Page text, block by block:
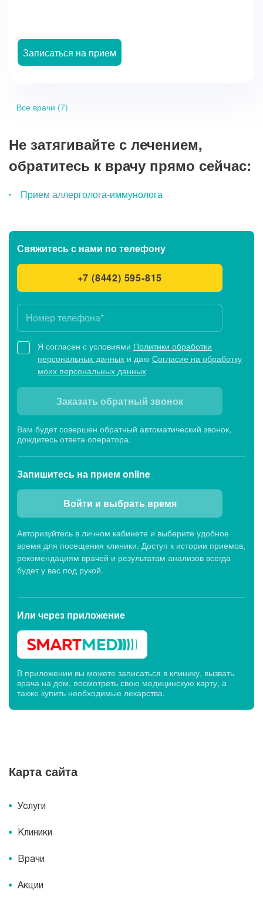
Записаться на прием
Все врачи (7)
Не затягивайте с лечением,
обратитесь к врачу прямо сейчас:
Прием аллерголога-иммунолога
Свяжитесь с нами по телефону
+7 (8442) 595-815
Я согласен с условиями Политики обработки
персональных данных и даю Согласие на обработку
моих персональных данных
Заказать обратный звонок
Вам будет совершен обратный автоматический звонок,
дождитесь ответа оператора.
Запишитесь на прием online
Войти и выбрать время
Авторизуйтесь в личном кабинете и выберите удобное
время для посещения клиники. Доступ к истории приемов,
рекомендациям врачей и результатам анализов всегда
будет у вас под рукой.
Или через приложение
В приложении вы можете записаться в клинику, вызвать
врача на дом, посмотреть свою медицинскую карту, а
также купить необходимые лекарства.
Карта сайта
Услуги
Клиники
Врачи
Акции